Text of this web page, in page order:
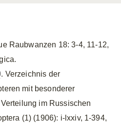
Raubwanzen 18: 3-4, 11-12,
. Verzeichnis der
mit besonderer
im Russischen
(1) (1906): i-lxxiv, 1-394,